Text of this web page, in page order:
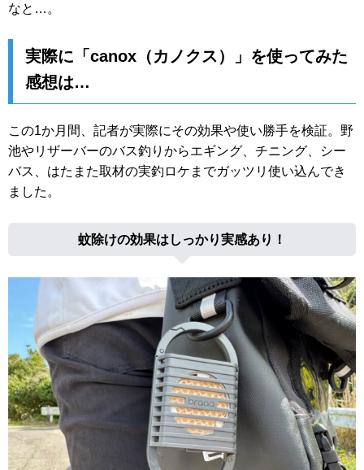
なと…。
実際に「canox（カノクス）」を使ってみた
感想は…
この1か月間、記者が実際にその効果や使い勝手を検証。野
池やリザーバーのバス釣りからエギング、チニング、シー
バス、はたまた取材の実釣ロケまでガッツリ使い込んでき
ました。
蚊除けの効果はしっかり実感あり！